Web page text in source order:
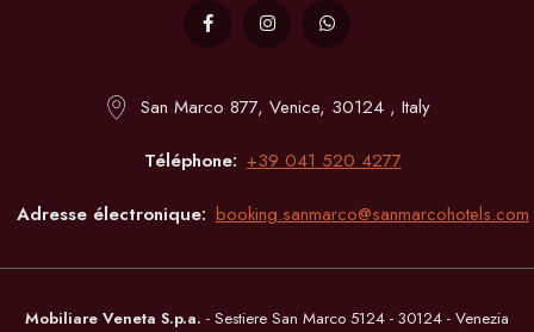
San Marco 877, Venice, 30124 , Italy
Téléphone +39 041 520 4277
Adresse électronique booking.sanmarco@sanmarcohotels.com
Mobiliare Veneta S.p.a. - Sestiere San Marco 5124 - 30124 - Venezia